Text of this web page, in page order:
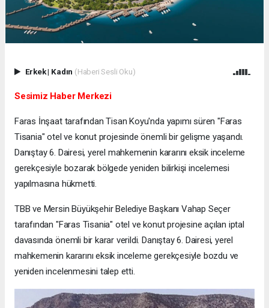
Erkek| Kadın (Haberi Sesli Oku)
Sesimiz Haber Merkezi
Faras İnşaat tarafından Tisan Koyu'nda yapımı süren "Faras
Tisania" otel ve konut projesinde önemli bir gelişme yaşandı.
Danıştay 6. Dairesi, yerel mahkemenin kararını eksik inceleme
gerekçesiyle bozarak bölgede yeniden bilirkişi incelemesi
yapılmasına hükmetti.
TBB ve Mersin Büyükşehir Belediye Başkanı Vahap Seçer
tarafından "Faras Tisania" otel ve konut projesine açılan iptal
davasında önemli bir karar verildi. Danıştay 6. Dairesi, yerel
mahkemenin kararını eksik inceleme gerekçesiyle bozdu ve
yeniden incelenmesini talep etti.